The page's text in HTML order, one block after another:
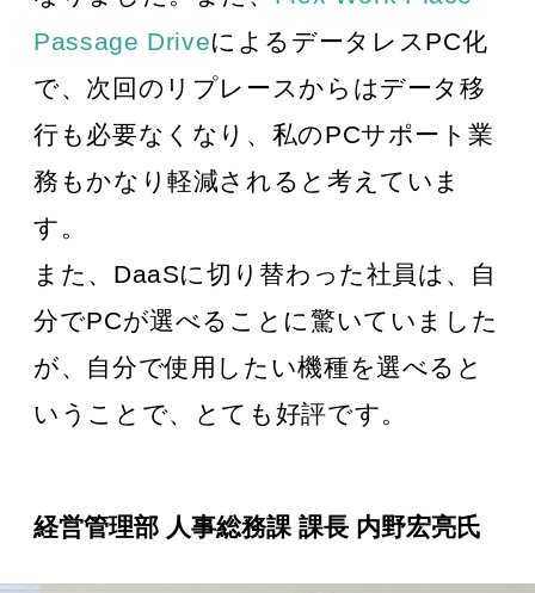
Passage DriveによるデータレスPC化
で、次回のリプレースからはデータ移
行も必要なくなり、私のPCサポート業
務もかなり軽減されると考えていま
す。
また、DaaSに切り替わった社員は、自
分でPCが選べることに驚いていました
が、自分で使用したい機種を選べると
いうことで、とても好評です。
経営管理部 人事総務課 課長 内野宏亮氏